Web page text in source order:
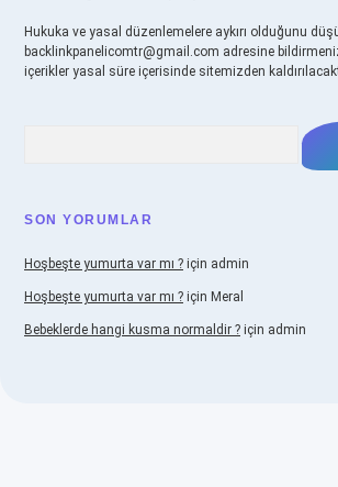
Hukuka ve yasal düzenlemelere aykırı olduğunu
backlinkpanelicomtr@gmail.com adresine
içerikler yasal süre içerisinde sitemizden
SON YORUMLAR
Hoşbeşte yumurta var mı ? için admin
Hoşbeşte yumurta var mı ? için Meral
Bebeklerde hangi kusma normaldir ? için admin